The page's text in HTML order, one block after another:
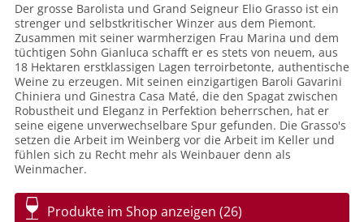
Der grosse Barolista und Grand Seigneur Elio Grasso ist ein
strenger und selbstkritischer Winzer aus dem Piemont.
Zusammen mit seiner warmherzigen Frau Marina und dem
tüchtigen Sohn Gianluca schafft er es stets von neuem, aus
18 Hektaren erstklassigen Lagen terroirbetonte, authentische
Weine zu erzeugen. Mit seinen einzigartigen Baroli Gavarini
Chiniera und Ginestra Casa Maté, die den Spagat zwischen
Robustheit und Eleganz in Perfektion beherrschen, hat er
seine eigene unverwechselbare Spur gefunden. Die Grasso's
setzen die Arbeit im Weinberg vor die Arbeit im Keller und
fühlen sich zu Recht mehr als Weinbauer denn als
Weinmacher.
Produkte im Shop anzeigen (26)